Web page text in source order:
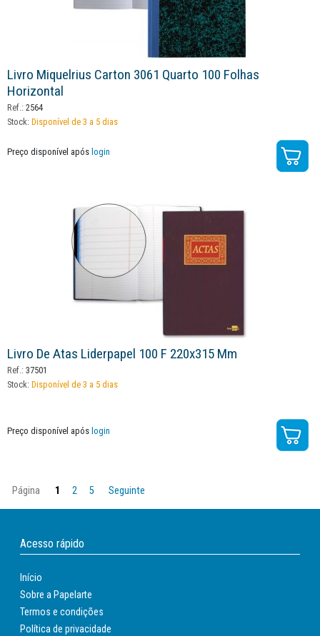
Livro Miquelrius Carton 3061 Quarto 100 Folhas
Horizontal
Ref.: 2564
Stock: Disponível de 3 a 5 dias
Preço disponível após login
Livro De Atas Liderpapel 100 F 220x315 Mm
Ref.: 37501
Stock: Disponível de 3 a 5 dias
Preço disponível após login
Página 1 2 5 Seguinte
Acesso rápido
Início
Sobre a Papelarte
Termos e condições
Política de privacidade